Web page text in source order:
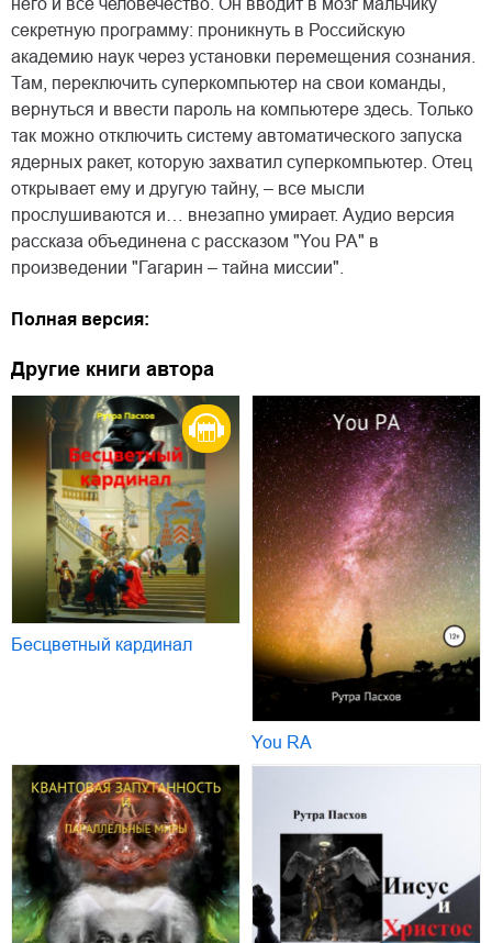
него и всё человечество. Он вводит в мозг мальчику
секретную программу: проникнуть в Российскую
академию наук через установки перемещения сознания.
Там, переключить суперкомпьютер на свои команды,
вернуться и ввести пароль на компьютере здесь. Только
так можно отключить систему автоматического запуска
ядерных ракет, которую захватил суперкомпьютер. Отец
открывает ему и другую тайну, – все мысли
прослушиваются и… внезапно умирает. Аудио версия
рассказа объединена с рассказом "You РА" в
произведении "Гагарин – тайна миссии".
Полная версия:
Другие книги автора
Бесцветный кардинал
You RA